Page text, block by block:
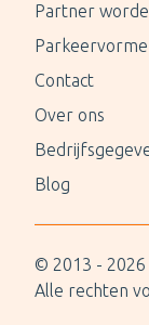
Partner
Contact
Over ons
Blog
© 2013 - 2026
Alle rechten